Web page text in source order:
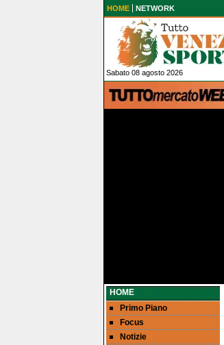
HOME NETWORK
Sabato 08 agosto 2026
HOME
Primo Piano
Focus
Notizie